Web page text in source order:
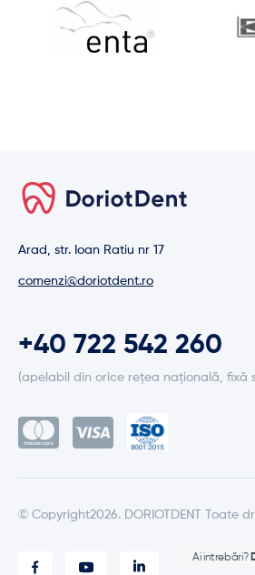
Arad, str. Ioan Ratiu nr 17
comenzi@doriotdent.ro
+40 722 542 260
(apelabil din orice rețea națională, fixă
© Copyright2026. DORIOTDENT Toate
Ai intrebări?